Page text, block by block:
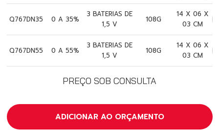
Q767DN35 0 A 35%
3 BATERIAS DE
1,5 V
108G
14 X 06 X
03 CM
Q767DN55 0 A 55%
3 BATERIAS DE
1,5 V
108G
14 X 06 X
03 CM
PREÇO SOB CONSULTA
ADICIONAR AO ORÇAMENTO